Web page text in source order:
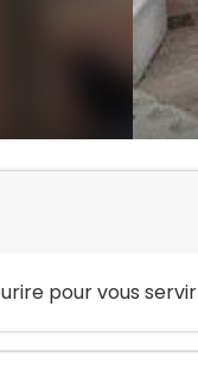
pour vous servir